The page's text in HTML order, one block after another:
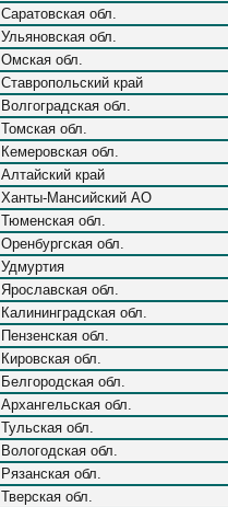
Саратовская обл.
Ульяновская обл.
Омская обл.
Ставропольский край
Волгоградская обл.
Томская обл.
Кемеровская обл.
Алтайский край
Ханты-Мансийский АО
Тюменская обл.
Оренбургская обл.
Удмуртия
Ярославская обл.
Калининградская обл.
Пензенская обл.
Кировская обл.
Белгородская обл.
Архангельская обл.
Тульская обл.
Вологодская обл.
Рязанская обл.
Тверская обл.